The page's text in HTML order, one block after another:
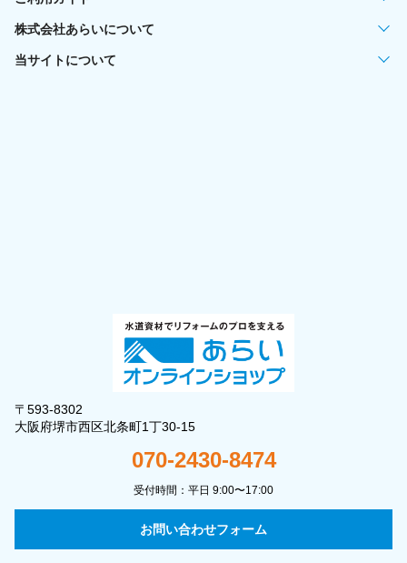
株式会社あらいについて
当サイトについて
〒593-8302
大阪府堺市西区北条町1丁30-15
070-2430-8474
受付時間：平日 9:00〜17:00
お問い合わせフォーム